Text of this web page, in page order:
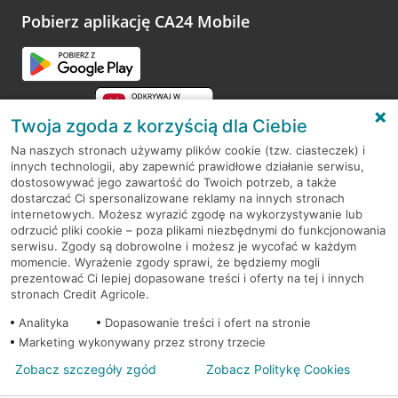
opinie.
Pobierz aplikację CA24 Mobile
RODO
Regulamin serwisu
Mapa serwisu
PolitykaCookies
© 2026 Credit Agricole Bank Polska S.A. Wszelkie prawa zastrzeżone
Twoja zgoda z korzyścią dla Ciebie
Na naszych stronach używamy plików cookie (tzw. ciasteczek) i
innych technologii, aby zapewnić prawidłowe działanie serwisu,
dostosowywać jego zawartość do Twoich potrzeb, a także
dostarczać Ci spersonalizowane reklamy na innych stronach
internetowych. Możesz wyrazić zgodę na wykorzystywanie lub
odrzucić pliki cookie – poza plikami niezbędnymi do funkcjonowania
serwisu. Zgody są dobrowolne i możesz je wycofać w każdym
momencie. Wyrażenie zgody sprawi, że będziemy mogli
prezentować Ci lepiej dopasowane treści i oferty na tej i innych
stronach Credit Agricole.
Analityka
Dopasowanie treści i ofert na stronie
Marketing wykonywany przez strony trzecie
Zobacz szczegóły zgód Zobacz Politykę Cookies